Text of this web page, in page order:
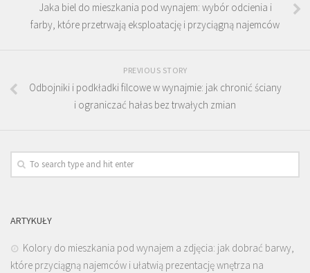
Jaka biel do mieszkania pod wynajem: wybór odcienia i
farby, które przetrwają eksploatację i przyciągną najemców
PREVIOUS STORY
Odbojniki i podkładki filcowe w wynajmie: jak chronić ściany
i ograniczać hałas bez trwałych zmian
ARTYKUŁY
Kolory do mieszkania pod wynajem a zdjęcia: jak dobrać barwy,
które przyciągną najemców i ułatwią prezentację wnętrza na